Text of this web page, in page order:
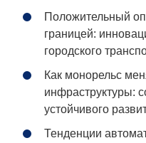
Положительный
границей:
городского
Как монорельс
инфраструктуры:
устойчивого
Тенденции